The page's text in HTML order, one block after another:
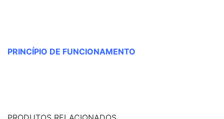
PRINCÍPIO DE FUNCIONAMENTO